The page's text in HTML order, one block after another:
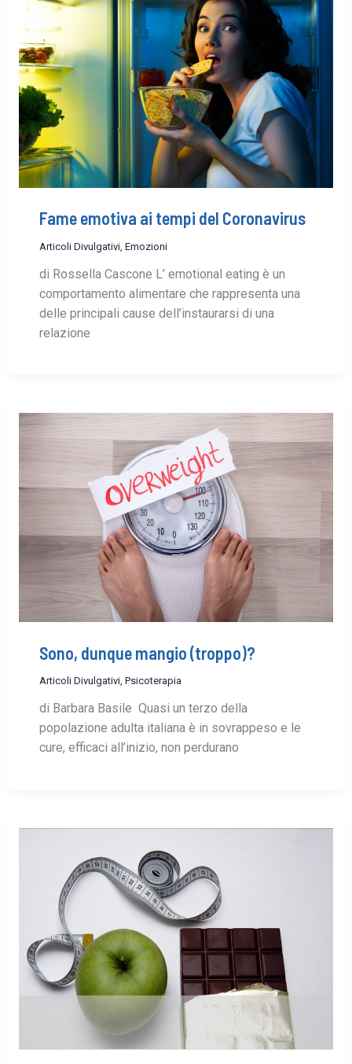
Fame emotiva ai tempi del Coronavirus
Articoli Divulgativi, Emozioni
di Rossella Cascone L’ emotional eating è un
comportamento alimentare che rappresenta una
delle principali cause dell’instaurarsi di una
relazione
Sono, dunque mangio (troppo)?
Articoli Divulgativi, Psicoterapia
di Barbara Basile Quasi un terzo della
popolazione adulta italiana è in sovrappeso e le
cure, efficaci all’inizio, non perdurano